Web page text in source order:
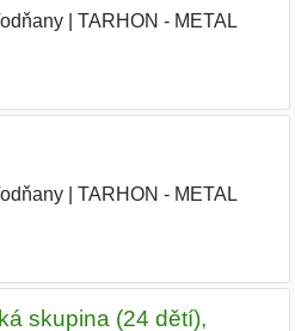
|
TARHON - METAL
|
TARHON - METAL
skupina (24 dětí),